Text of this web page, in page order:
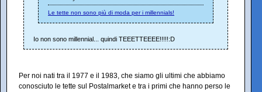
Le tette non sono più di moda per i millennials!
Io non sono millennial... quindi TEEETTEEEE!!!!!:D
Per noi nati tra il 1977 e il 1983, che siamo gli ultimi che abbiamo
conosciuto le tette sul Postalmarket e tra i primi che hanno perso le